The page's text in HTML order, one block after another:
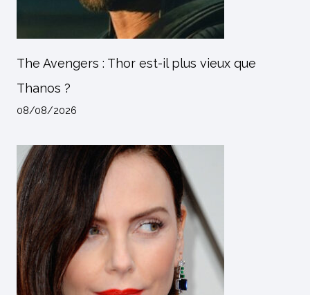
The Avengers : Thor est-il plus vieux que
Thanos ?
08/08/2026